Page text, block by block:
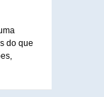
do que